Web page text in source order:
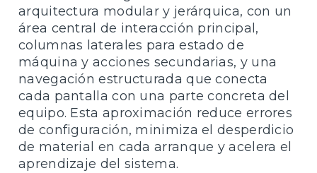
arquitectura modular y jerárquica, con un
área central de interacción principal,
columnas laterales para estado de
máquina y acciones secundarias, y una
navegación estructurada que conecta
cada pantalla con una parte concreta del
equipo. Esta aproximación reduce errores
de configuración, minimiza el desperdicio
de material en cada arranque y acelera el
aprendizaje del sistema.